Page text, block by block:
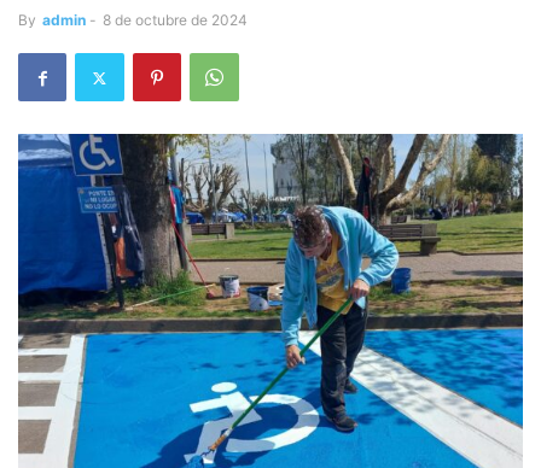
By admin - 8 de octubre de 2024